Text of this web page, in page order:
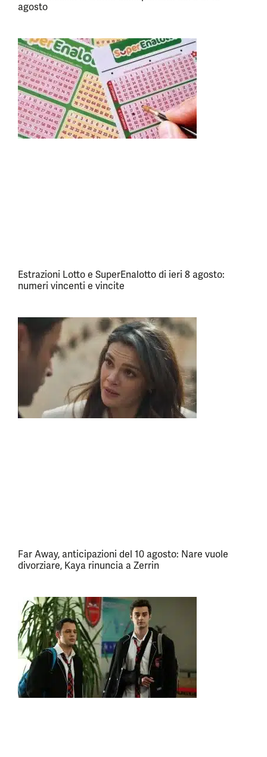
agosto
Estrazioni Lotto e SuperEnalotto di ieri 8 agosto:
numeri vincenti e vincite
Far Away, anticipazioni del 10 agosto: Nare vuole
divorziare, Kaya rinuncia a Zerrin